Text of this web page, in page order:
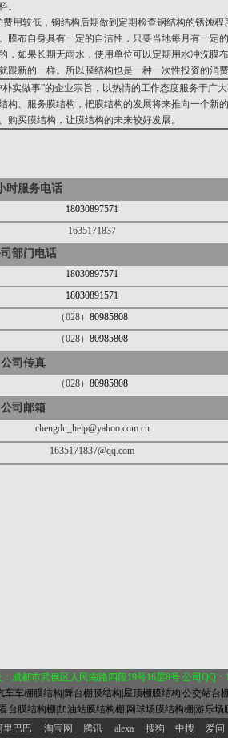
。
用较低，钢结构后期做到定期检查钢结构的锈蚀程
膜布自身具有一定的自洁性，只要当地每月有一定
，如果长期无雨水，使用单位可以定期用水冲洗膜
跟新的一样。所以膜结构也是一种一次性投资的消费
实做事”的企业宗旨，以热情的工作态度服务于广
构、服务膜结构，把膜结构的发展将来推向一个新
购买膜结构，让膜结构的未来较好发展。
时服务电话
18030897571
1635171837
部门电话
18030897571
18030891571
（028） 80985808
（028） 80985808
公司传真
（028） 80985808
公司邮箱
chengdu_help@yahoo.com.cn
1635171837@qq.com
成都市武侯区人民南路四段19号16层8号 公司QQ：
车棚膜结构|舞台棚膜结构|屋顶棚膜结构|公交站台
膜结构棚|加油站膜结构棚|网球场膜结构棚|游乐场
里巴巴 淘宝网 腾讯 alexa 搜狗 中搜 爱问